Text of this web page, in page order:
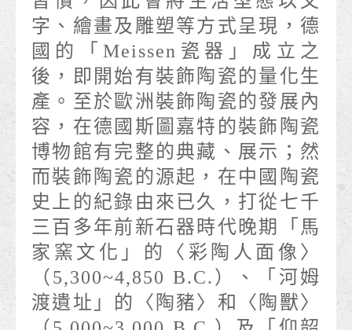
字、繪畫及雕塑等方式呈現，德
國的「Meissen瓷器」成立之
後，即開始有裝飾陶瓷的量化生
產。至於歐洲裝飾陶瓷的發展內
容，在德國斯圖嘉特的裝飾陶瓷
博物館有完整的典藏、展示；然
而裝飾陶瓷的源起，在中國陶瓷
史上的紀錄由來已久，打從七千
三百多年前新石器時代晚期「馬
家窯文化」的〈彩陶人面像〉
（5,300~4,850 B.C.）、「河姆
渡遺址」的〈陶豬〉和〈陶獸〉